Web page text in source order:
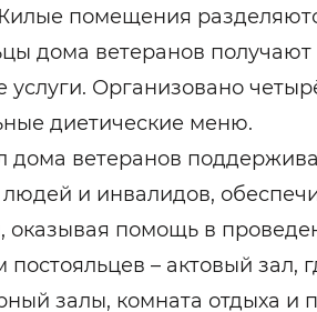
помещения
дома ветеранов
услуги. Организовано
диетические меню.
дома ветеранов
и инвалидов,
оказывая помощь в
постояльцев – актовый зал,
залы, комната отдыха и